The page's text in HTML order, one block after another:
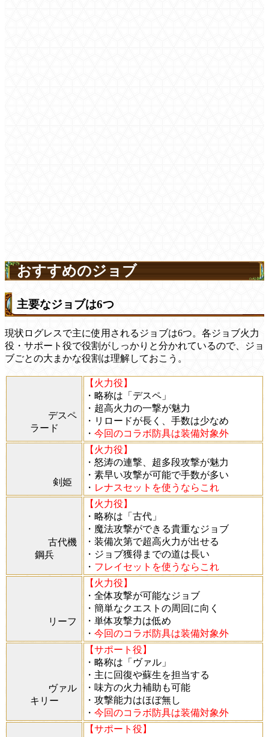
おすすめのジョブ
主要なジョブは6つ
現状ログレスで主に使用されるジョブは6つ。各ジョブ火力
役・サポート役で役割がしっかりと分かれているので、ジョ
ブごとの大まかな役割は理解しておこう。
デスペ
ラード
【火力役】
・略称は「デスペ」
・超高火力の一撃が魅力
・リロードが長く、手数は少なめ
・ 今回のコラボ防具は装備対象外
剣姫
【火力役】
・怒涛の連撃、超多段攻撃が魅力
・素早い攻撃が可能で手数が多い
・ レナスセットを使うならこれ
古代機
鋼兵
【火力役】
・略称は「古代」
・魔法攻撃ができる貴重なジョブ
・装備次第で超高火力が出せる
・ジョブ獲得までの道は長い
・ フレイ セットを使うならこれ
リーフ
【火力役】
・全体攻撃が可能なジョブ
・簡単なクエストの周回に向く
・単体攻撃力は低め
・ 今回のコラボ防具は装備対象外
ヴァル
キリー
【サポート役】
・略称は「ヴァル」
・主に回復や蘇生を担当する
・味方の火力補助も可能
・攻撃能力はほぼ無し
・ 今回のコラボ防具は装備対象外
【サポート役】